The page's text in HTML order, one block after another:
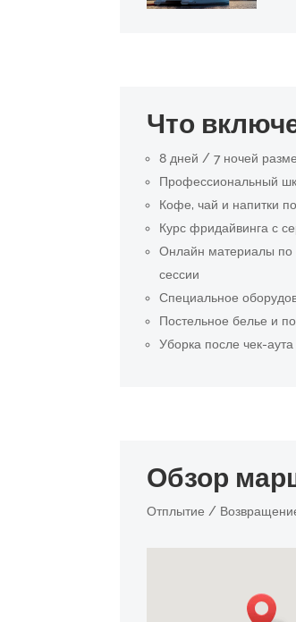
Что
8 дней / 7 ночей
Профессиональный
Кофе, чай и напитки
Курс фридайвинга с
Онлайн материалы по
сессии
Специальное
Постельное белье и
Уборка после чек-аута
Обзор
Отплытие /